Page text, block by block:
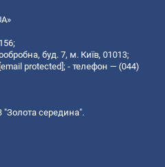
буд. 7, м. Київ, 01013;
[email protected] ; - телефон — (044)
"Золота середина".